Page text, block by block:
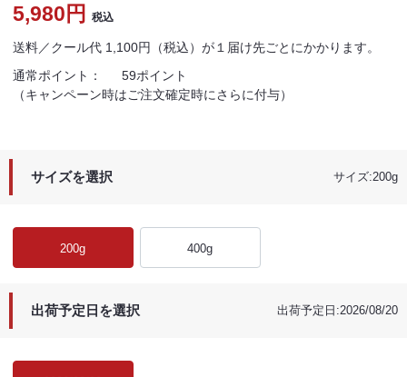
5,980円 税込
通常ポイント：
59ポイント
（キャンペーン時はご注文確定時にさらに付与）
送料／クール代 1,100円（税込）が１届け先ごとにかかります。
サイズを選択 サイズ:200g
200g 400g
出荷予定日を選択 出荷予定日:2026/08/20